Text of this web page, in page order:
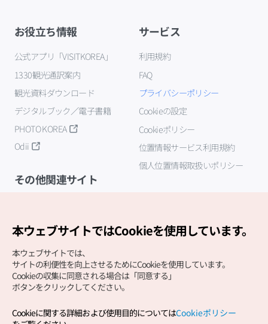
お役立ち情報
公式アプリ「VISITKOREA」
1330観光通訳案内
観光資料ダウンロード
デジタルブック／電子書籍
PHOTO KOREA
Odii
サービス
利用規約
FAQ
プライバシーポリシー
Cookieの設定
Cookieポリシー
位置情報サービス利用規約
個人位置情報取扱いポリシー
その他関連サイト
Copyright (c) Korea Tourism Organization All Rights
本ウェブサイトではCookieを使用しています。
本ウェブサイトでは、
サイトの利便性を向上させるためにCookieを使用しています。
Cookieの収集に同意される場合は「同意する」
ボタンをクリックしてください。
Cookieに関する詳細および使用目的についてはCookieポリシー